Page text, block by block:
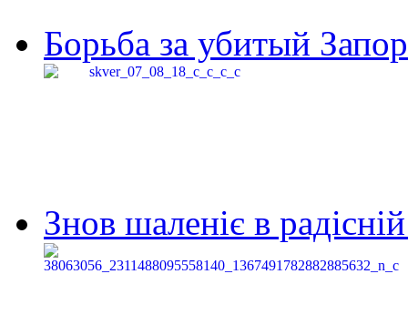
Борьба за убитый
Знов шаленіє в